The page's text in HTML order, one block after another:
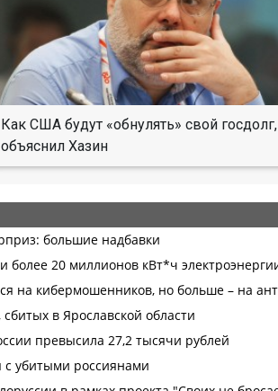
Как США будут «обнулять» свой госдолг,
объяснил Хазин